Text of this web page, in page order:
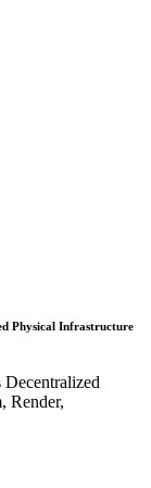
Physical Infrastructure
Render,